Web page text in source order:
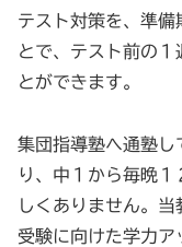
テスト対策を、準備
とで、テスト前の
とができます。
集団指導塾へ通塾し
り、中１から毎晩
しくありません。
受験に向けた学力